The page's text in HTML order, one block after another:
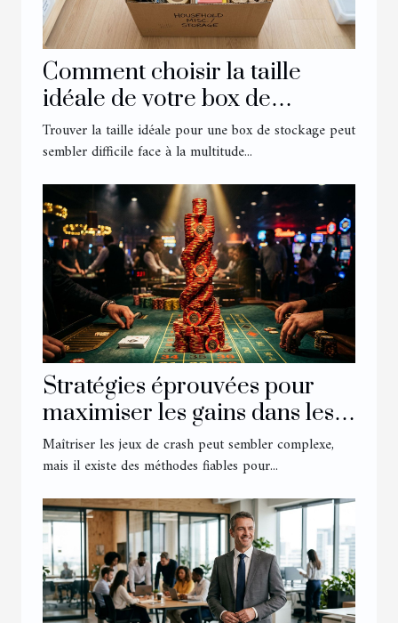
Comment choisir la taille
idéale de votre box de
stockage ?
Trouver la taille idéale pour une box de stockage peut
sembler difficile face à la multitude...
Stratégies éprouvées pour
maximiser les gains dans les
jeux de crash
Maîtriser les jeux de crash peut sembler complexe,
mais il existe des méthodes fiables pour...